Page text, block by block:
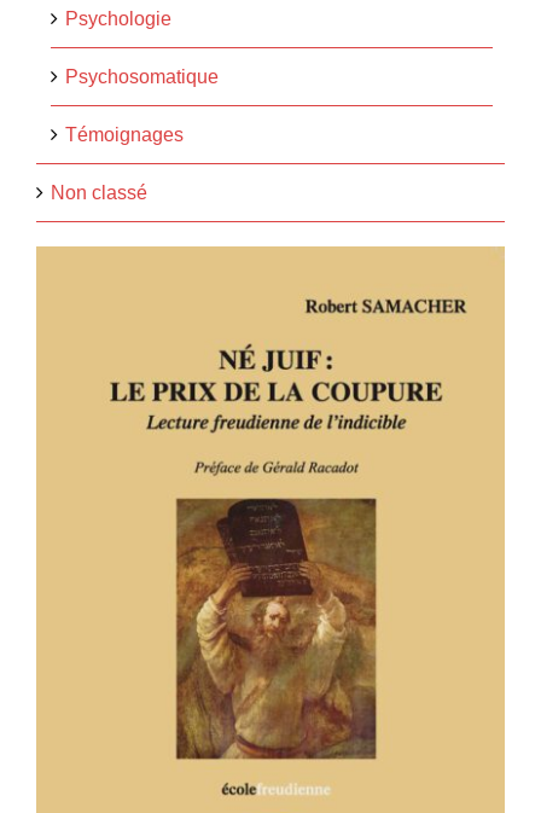
Psychologie
Psychosomatique
Témoignages
Non classé
NÉ JUIF : LE PRIX DE LA COUPURE –
Lecture freudienne de l’indicible